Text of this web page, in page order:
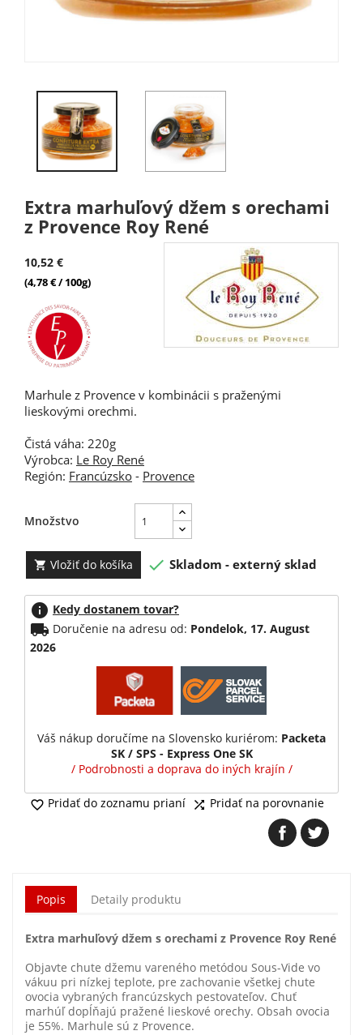
Extra marhuľový džem s orechami
z Provence Roy René
10,52 €
(4,78 € / 100g)
Marhule z Provence v kombinácii s praženými
lieskovými orechmi.
Čistá váha: 220g
Výrobca: Le Roy René
Región: Francúzsko - Provence
Množstvo
 Vložiť do košíka  Skladom - externý sklad
info Kedy dostanem tovar?
local_shipping Doručenie na adresu od: Pondelok, 17. August
2026
Váš nákup doručíme na Slovensko kuriérom: Packeta
SK / SPS - Express One SK
/ Podrobnosti a doprava do iných krajín /
 Pridať do zoznamu prianí  Pridať na porovnanie
Popis Detaily produktu
Extra marhuľový džem s orechami z Provence Roy René
Objavte chute džemu vareného metódou Sous-Vide vo
vákuu pri nízkej teplote, pre zachovanie všetkej chute
ovocia vybraných francúzskych pestovateľov. Chuť
marhúľ dopĺňajú pražené lieskové orechy. Obsah ovocia
je 55%. Marhule sú z Provence.